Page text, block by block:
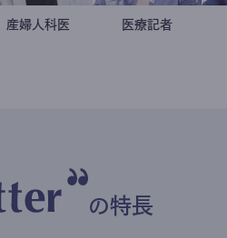
重見大介
産婦人科医 岩永直子
医療記者
の特長